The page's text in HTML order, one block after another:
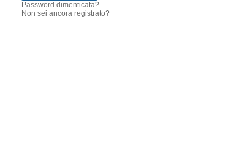
Password dimenticata?
Non sei ancora registrato?